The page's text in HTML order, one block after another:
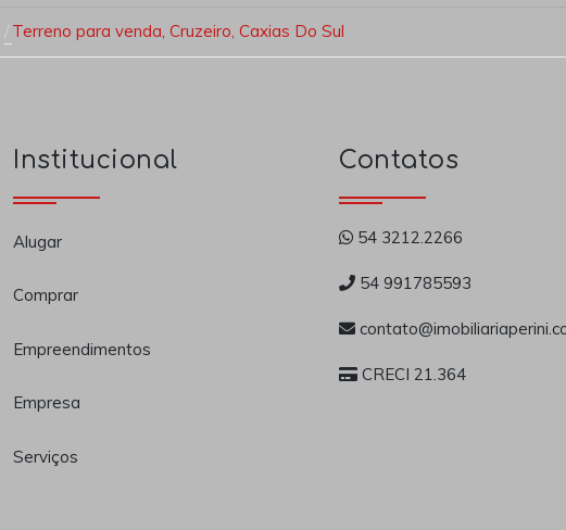
Terreno para venda, Cruzeiro, Caxias Do Sul
Institucional
Alugar
Comprar
Empreendimentos
Empresa
Serviços
Contatos
54 3212.2266
54 991785593
CRECI 21.364